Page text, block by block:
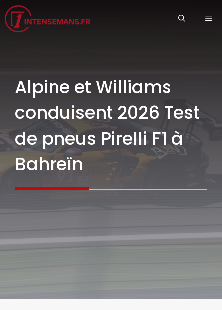
Aller
au
contenu
Alpine et Williams
conduisent 2026 Test
de pneus Pirelli F1 à
Bahreïn